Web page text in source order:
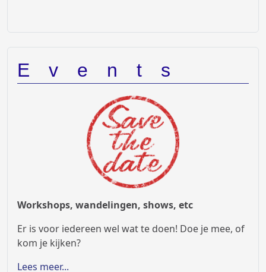
Events
Workshops, wandelingen, shows, etc
Er is voor iedereen wel wat te doen! Doe je mee, of
kom je kijken?
Lees meer...